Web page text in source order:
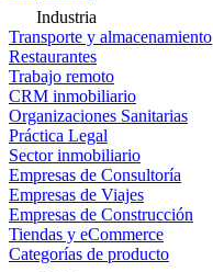
Industria
Transporte y almacenamiento
Restaurantes
Trabajo remoto
CRM inmobiliario
Organizaciones Sanitarias
Práctica Legal
Sector inmobiliario
Empresas de Consultoría
Empresas de Viajes
Empresas de Construcción
Tiendas y eCommerce
Categorías de producto